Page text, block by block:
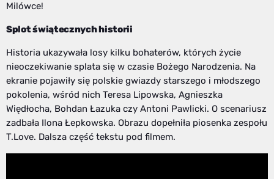
Milówce!
Splot świątecznych historii
Historia ukazywała losy kilku bohaterów, których życie
nieoczekiwanie splata się w czasie Bożego Narodzenia. Na
ekranie pojawiły się polskie gwiazdy starszego i młodszego
pokolenia, wśród nich Teresa Lipowska, Agnieszka
Więdłocha, Bohdan Łazuka czy Antoni Pawlicki. O scenariusz
zadbała Ilona Łepkowska. Obrazu dopełniła piosenka zespołu
T.Love. Dalsza część tekstu pod filmem.